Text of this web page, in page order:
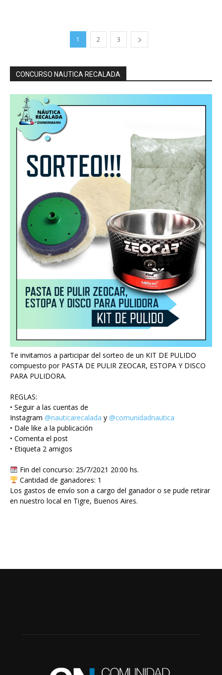
1 2 3
CONCURSO NAUTICA RECALADA
Te invitamos a participar del sorteo de un KIT DE PULIDO
compuesto por PASTA DE PULIR ZEOCAR, ESTOPA Y DISCO
PARA PULIDORA.
REGLAS:
• Seguir a las cuentas de
Instagram @nauticarecalada y @comunidadnautica
• Dale like a la publicación
• Comenta el post
• Etiqueta 2 amigos
Fin del concurso: 25/7/2021 20:00 hs.
Cantidad de ganadores: 1
Los gastos de envío son a cargo del ganador o se pude retirar
en nuestro local en Tigre, Buenos Aires.